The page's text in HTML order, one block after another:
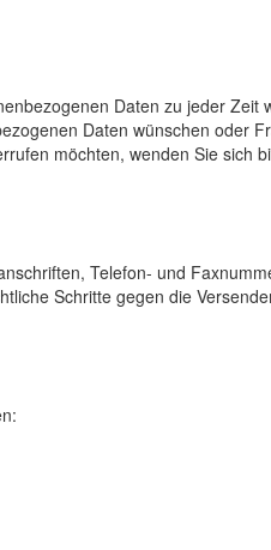
Daten zu jeder Zeit
Daten wünschen oder
möchten, wenden Sie sich
Telefon- und
Schritte gegen die